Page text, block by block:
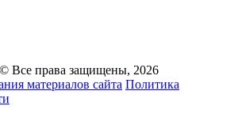
© Все права защищены, 2026
материалов сайта Политика